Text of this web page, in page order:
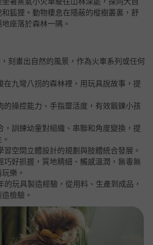
狐狸。動物棲息在隱蔽的樅樹叢裏，舒
座落於森林一隅。
刻畫出自然的風景，作為火車系列或任何
九彎八拐的森林裡，用玩具說故事，提
操控能力、手指靈活度，有效鍛鍊小孩
訓練幼童對組織、串聯和角度變換，提
空間立體設計的規劃與肢體統合發展。
好抓握，質地精細、觸感溫潤，無毒無
樂。
玩具製造經驗，從用料、生產到成品，
檢驗。